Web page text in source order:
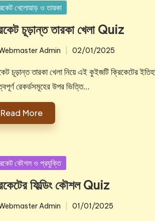
খেলোয়াড় ও তারকা
চূড়ান্ত তারকা খেলা Quiz
Admin 02/01/2025
চূড়ান্ত তারকা খেলা নিয়ে এই কুইজটি ক্রিকেটের
রেকর্ডসমূহের উপর ভিত্তি…
Read More
কৌশল ও প্রযুক্তি
ফিল্ডিং কৌশল Quiz
Admin 01/01/2025